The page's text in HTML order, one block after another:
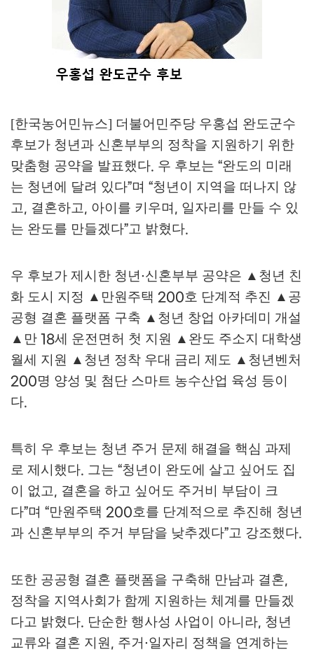
[한국농어민뉴스] 더불어민주당 우홍섭 완도군수
후보가 청년과 신혼부부의 정착을 지원하기 위한
맞춤형 공약을 발표했다. 우 후보는 “완도의 미래
는 청년에 달려 있다”며 “청년이 지역을 떠나지 않
고, 결혼하고, 아이를 키우며 , 일자리를 만들 수 있
는 완도를 만들겠다”고 밝혔다.
우 후보가 제시한 청년 ·신혼부부 공약은 ▲ 청년 친
화 도시 지정 ▲ 만원주택 200호 단계적 추진 ▲ 공
공형 결혼 플랫폼 구축 ▲ 청년 창업 아카데미 개설
▲ 만 18세 운전면허 첫 지원 ▲ 완도 주소지 대학생
월세 지원
▲ 청년 정착 우대 금리 제도 ▲ 청년벤처
200명 양성 및 첨단 스마트 농수산업 육성 등이
다.
특히 우 후보는 청년 주거 문제 해결을 핵심 과제
로 제시했다. 그는 “청년이 완도에 살고 싶어도 집
이 없고, 결혼을 하고 싶어도 주거비 부담이 크
다”며 “만원주택 200호를 단계적으로 추진해 청년
과 신혼부부의 주거 부담을 낮추겠다”고 강조했다.
또한 공공형 결혼 플랫폼을 구축해 만남과 결혼,
정착을 지역사회가 함께 지원하는 체계를 만들겠
다고 밝혔다. 단순한 행사성 사업이 아니라, 청년
교류와 결혼 지원 , 주거 ·일자리 정책을 연계하는